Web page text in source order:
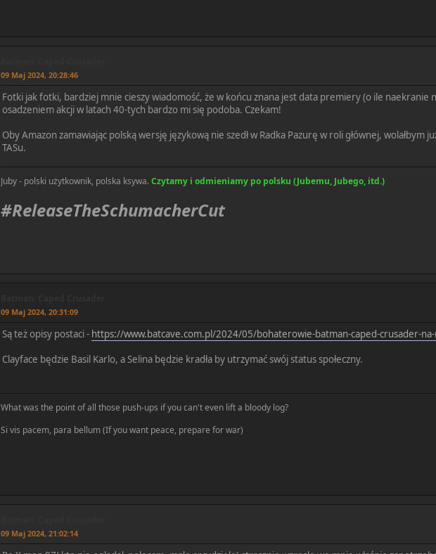
09 Maj 2024, 20:28:46
Fotki jak fotki, bardziej mnie cieszy wiadomość, że w końcu znana jest data premiery (o ile naekranie
osadzeniem akcji w latach 40-tych bardzo mi się podoba. Czekam!
Oby Amazon zamawiając polską wersję językową nie szedł w Radka Pazurę w roli głównej,
TASu.
Juby - polski użytkownik, polska ksywa.Czytamy i odmieniamy po polsku (Jubemu, Jubego, itd.)
#ReleaseTheSchumacherCut
09 Maj 2024, 20:31:09
Są też opisy postaci - https://www.batcave.com.pl/2024/05/bohaterowie-batman-caped-crusader-
Clayface będzie Basil Karlo, a Selina będzie kradła by utrzymać swój status społeczny.
What was the point of all those push-ups if you can't even lift a bloody log?
Si vis pacem, para bellum (If you want peace, prepare for war)
09 Maj 2024, 21:02:14